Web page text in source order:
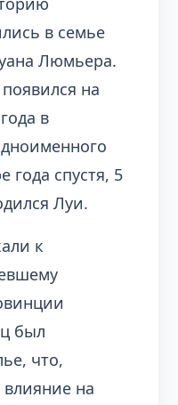
в семье
Люмьера.
на
в
года спустя, 5
Луи.
к
был
что,
на